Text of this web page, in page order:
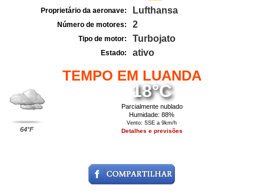
Proprietário da aeronave: Lufthansa
Número de motores: 2
Tipo de motor: Turbojato
Estado: ativo
TEMPO EM LUANDA
64°F
18°C
Parcialmente nublado
Humidade: 88%
Vento: SSE a 9km/h
Detalhes e previsões